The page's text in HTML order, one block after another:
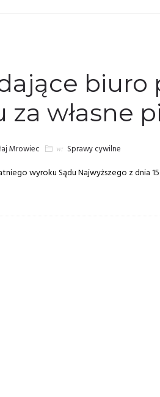
biuro
za własne
Mrowiec w: Sprawy cywilne
wyroku Sądu Najwyższego z dnia 15